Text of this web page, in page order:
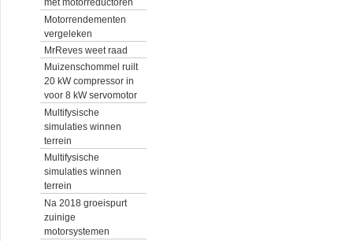
met motorreductoren
Motorrendementen
vergeleken
MrReves weet raad
Muizenschommel ruilt
20 kW compressor in
voor 8 kW servomotor
Multifysische
simulaties winnen
terrein
Multifysische
simulaties winnen
terrein
Na 2018 groeispurt
zuinige
motorsystemen